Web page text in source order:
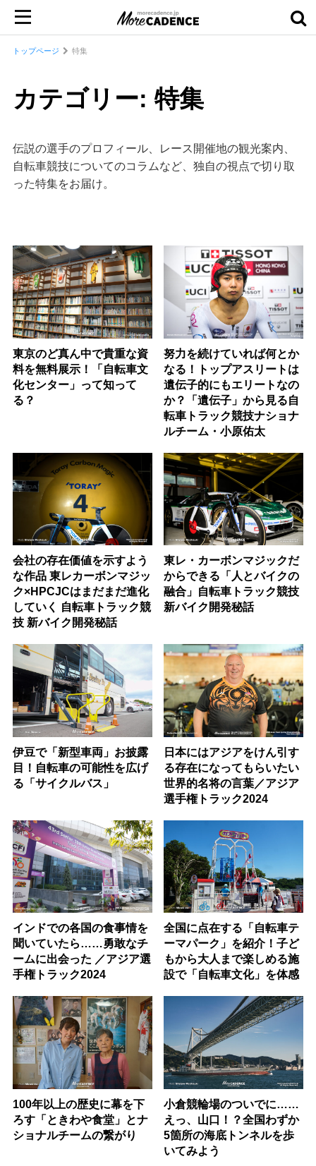
トップページ 特集
カテゴリー: 特集
伝説の選手のプロフィール、レース開催地の観光案内、
自転車競技についてのコラムなど、独自の視点で切り取
った特集をお届け。
東京のど真ん中で貴重な資
料を無料展示！「自転車文
化センター」って知って
る？
努力を続けていれば何とか
なる！トップアスリートは
遺伝子的にもエリートなの
か？「遺伝子」から見る自
転車トラック競技ナショナ
ルチーム・小原佑太
会社の存在価値を示すよう
な作品 東レカーボンマジッ
ク×HPCJCはまだまだ進化
していく 自転車トラック競
技 新バイク開発秘話
東レ・カーボンマジックだ
からできる「人とバイクの
融合」自転車トラック競技
新バイク開発秘話
伊豆で「新型車両」お披露
目！自転車の可能性を広げ
る「サイクルバス」
日本にはアジアをけん引す
る存在になってもらいたい
世界的名将の言葉／アジア
選手権トラック2024
インドでの各国の食事情を
聞いていたら……勇敢なチ
ームに出会った ／アジア選
手権トラック2024
全国に点在する「自転車テ
ーマパーク」を紹介！子ど
もから大人まで楽しめる施
設で「自転車文化」を体感
100年以上の歴史に幕を下
ろす「ときわや食堂」とナ
ショナルチームの繋がり
小倉競輪場のついでに……
えっ、山口！？全国わずか
5箇所の海底トンネルを歩
いてみよう